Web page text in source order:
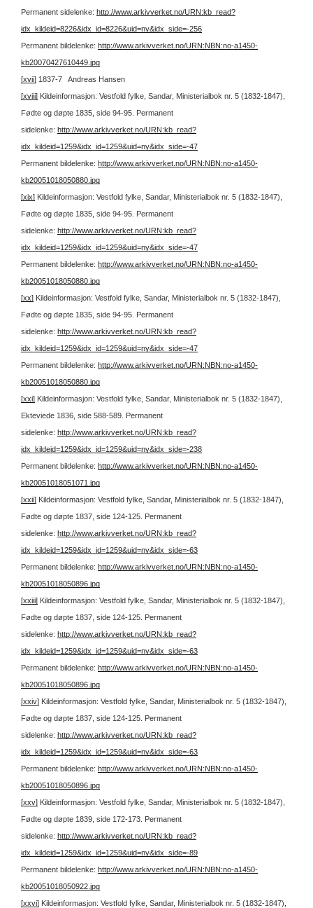
Permanent sidelenke: http://www.arkivverket.no/URN:kb_read?
idx_kildeid=8226&idx_id=8226&uid=ny&idx_side=-256
Permanent bildelenke: http://www.arkivverket.no/URN:NBN:no-a1450-
kb20070427610449.jpg
[xvii] 1837-7 Andreas Hansen
[xviii] Kildeinformasjon: Vestfold fylke, Sandar, Ministerialbok nr. 5 (1832-1847),
Fødte og døpte 1835, side 94-95. Permanent
sidelenke: http://www.arkivverket.no/URN:kb_read?
idx_kildeid=1259&idx_id=1259&uid=ny&idx_side=-47
Permanent bildelenke: http://www.arkivverket.no/URN:NBN:no-a1450-
kb20051018050880.jpg
[xix] Kildeinformasjon: Vestfold fylke, Sandar, Ministerialbok nr. 5 (1832-1847),
Fødte og døpte 1835, side 94-95. Permanent
sidelenke: http://www.arkivverket.no/URN:kb_read?
idx_kildeid=1259&idx_id=1259&uid=ny&idx_side=-47
Permanent bildelenke: http://www.arkivverket.no/URN:NBN:no-a1450-
kb20051018050880.jpg
[xx] Kildeinformasjon: Vestfold fylke, Sandar, Ministerialbok nr. 5 (1832-1847),
Fødte og døpte 1835, side 94-95. Permanent
sidelenke: http://www.arkivverket.no/URN:kb_read?
idx_kildeid=1259&idx_id=1259&uid=ny&idx_side=-47
Permanent bildelenke: http://www.arkivverket.no/URN:NBN:no-a1450-
kb20051018050880.jpg
[xxi] Kildeinformasjon: Vestfold fylke, Sandar, Ministerialbok nr. 5 (1832-1847),
Ekteviede 1836, side 588-589. Permanent
sidelenke: http://www.arkivverket.no/URN:kb_read?
idx_kildeid=1259&idx_id=1259&uid=ny&idx_side=-238
Permanent bildelenke: http://www.arkivverket.no/URN:NBN:no-a1450-
kb20051018051071.jpg
[xxii] Kildeinformasjon: Vestfold fylke, Sandar, Ministerialbok nr. 5 (1832-1847),
Fødte og døpte 1837, side 124-125. Permanent
sidelenke: http://www.arkivverket.no/URN:kb_read?
idx_kildeid=1259&idx_id=1259&uid=ny&idx_side=-63
Permanent bildelenke: http://www.arkivverket.no/URN:NBN:no-a1450-
kb20051018050896.jpg
[xxiii] Kildeinformasjon: Vestfold fylke, Sandar, Ministerialbok nr. 5 (1832-1847),
Fødte og døpte 1837, side 124-125. Permanent
sidelenke: http://www.arkivverket.no/URN:kb_read?
idx_kildeid=1259&idx_id=1259&uid=ny&idx_side=-63
Permanent bildelenke: http://www.arkivverket.no/URN:NBN:no-a1450-
kb20051018050896.jpg
[xxiv] Kildeinformasjon: Vestfold fylke, Sandar, Ministerialbok nr. 5 (1832-1847),
Fødte og døpte 1837, side 124-125. Permanent
sidelenke: http://www.arkivverket.no/URN:kb_read?
idx_kildeid=1259&idx_id=1259&uid=ny&idx_side=-63
Permanent bildelenke: http://www.arkivverket.no/URN:NBN:no-a1450-
kb20051018050896.jpg
[xxv] Kildeinformasjon: Vestfold fylke, Sandar, Ministerialbok nr. 5 (1832-1847),
Fødte og døpte 1839, side 172-173. Permanent
sidelenke: http://www.arkivverket.no/URN:kb_read?
idx_kildeid=1259&idx_id=1259&uid=ny&idx_side=-89
Permanent bildelenke: http://www.arkivverket.no/URN:NBN:no-a1450-
kb20051018050922.jpg
[xxvi] Kildeinformasjon: Vestfold fylke, Sandar, Ministerialbok nr. 5 (1832-1847),